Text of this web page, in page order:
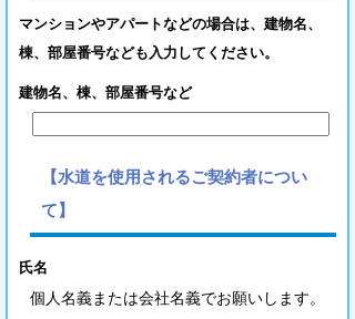
マンションやアパートなどの場合は、建物名、
棟、部屋番号なども入力してください。
建物名、棟、部屋番号など
【水道を使用されるご契約者につい
て】
氏名
個人名義または会社名義でお願いします。